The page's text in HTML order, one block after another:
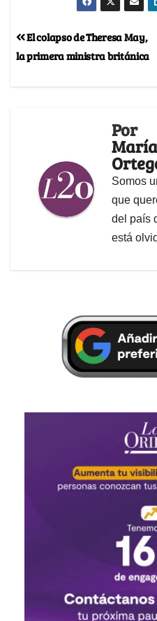
El colapso de Theresa May,
la primera ministra británica
Por
Somos
que
del país
está